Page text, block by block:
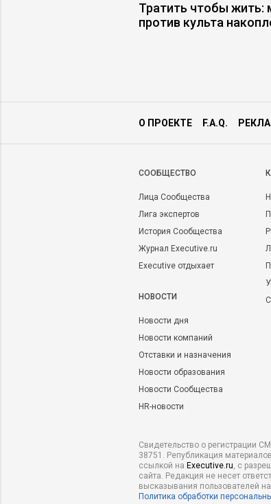
Тратить чтобы жить:
против культа
О ПРОЕКТЕ F.A.Q.
CООБЩЕСТВО
Лица Сообщества
Лига экспертов
История Сообщества
Журнал Executive.ru
Executive отдыхает
НОВОСТИ
Новости дня
Новости компаний
Отставки и назначения
Новости образования
Новости Сообщества
HR-новости
Свидетельство о регистрации
38751. Републикация
ссылкой на Executive.ru, с
сайта. Редакция не несет
высказывания пользователей
Политика обработки